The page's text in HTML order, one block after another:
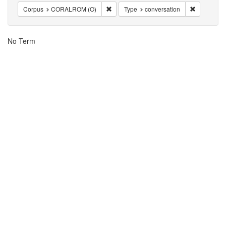
Corpus CORALROM (O) Remover Corpus: CORALROM (O)
Type conversation
Resultados
No Term